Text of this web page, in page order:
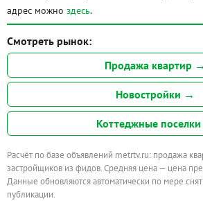
адрес можно здесь.
Смотреть рынок:
Продажа квартир →
Новостройки →
Коттеджные
Расчёт по базе объявлений metrtv.ru: продажа
застройщиков из фидов. Средняя цена — цена
Данные обновляются автоматически по мере
публикации.